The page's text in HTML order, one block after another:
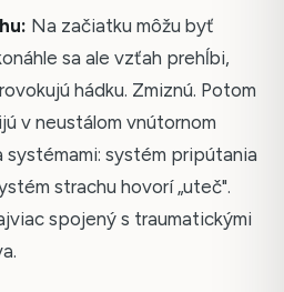
Na začiatku môžu byť
sa ale vzťah prehĺbi,
hádku. Zmiznú. Potom
v neustálom vnútornom
systém pripútania
strachu hovorí „uteč".
spojený s traumatickými